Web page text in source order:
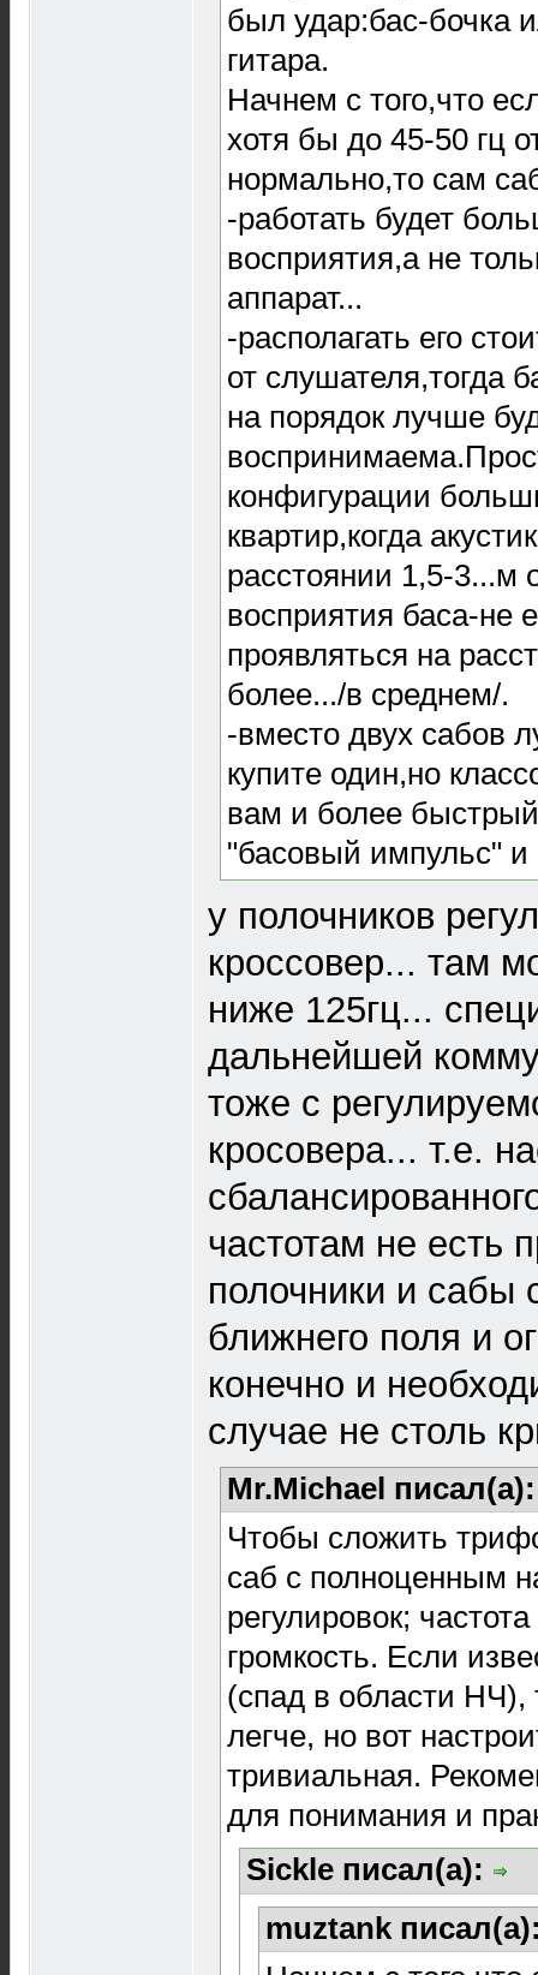
был удар:бас-бочка
гитара.
Начнем с того,что
хотя бы до 45-50 гц
нормально,то сам
-работать будет
восприятия,а не
аппарат...
-располагать его
от слушателя,тогда
на порядок лучше
конфигурации
квартир,когда
расстоянии 1,5-3...м
восприятия баса-не
проявляться на
более.../в среднем/.
-вместо двух сабов
купите один,но
вам и более
"басовый импульс" и
у полочников
кроссовер... там
ниже 125гц...
дальнейшей
тоже с
кросовера... т.е.
частотам не есть
полочники и сабы
ближнего поля и
конечно и
случае не столь
Mr.Michael
Чтобы сложить
саб с полноценным
регулировок;
громкость. Если
(спад в области НЧ),
легче, но вот
тривиальная.
для понимания и
Sickle писал(а):
muztank